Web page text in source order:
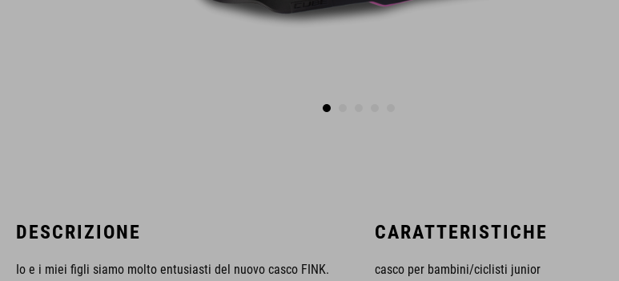
DESCRIZIONE
Io e i miei figli siamo molto entusiasti del nuovo casco FINK.
CARATTERISTICHE
casco per bambini/ciclisti junior